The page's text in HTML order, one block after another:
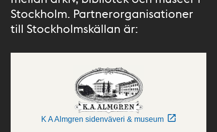
Stockholm. Partnerorganisationer
till Stockholmskällan är:
K A Almgren sidenväveri & museum